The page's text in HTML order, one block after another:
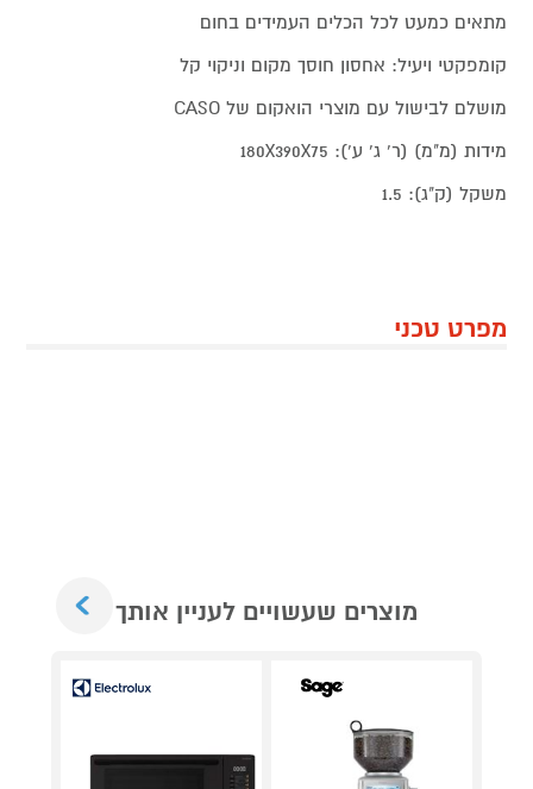
מתאים כמעט לכל הכלים העמידים בחום
קומפקטי ויעיל: אחסון חוסך מקום וניקוי קל
מושלם לבישול עם מוצרי הואקום של CASO
מידות (מ"מ) (ר' ג' ע'): 180X390X75
משקל (ק"ג): 1.5
מפרט טכני
מוצרים שעשויים לעניין אותך